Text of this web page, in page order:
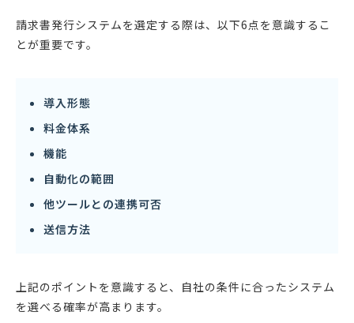
請求書発行システムを選定する際は、以下6点を意識するこ
とが重要です。
導入形態
料金体系
機能
自動化の範囲
他ツールとの連携可否
送信方法
上記のポイントを意識すると、自社の条件に合ったシステム
を選べる確率が高まります。